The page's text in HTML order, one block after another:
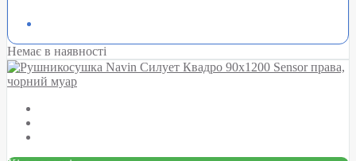
Немає в наявності